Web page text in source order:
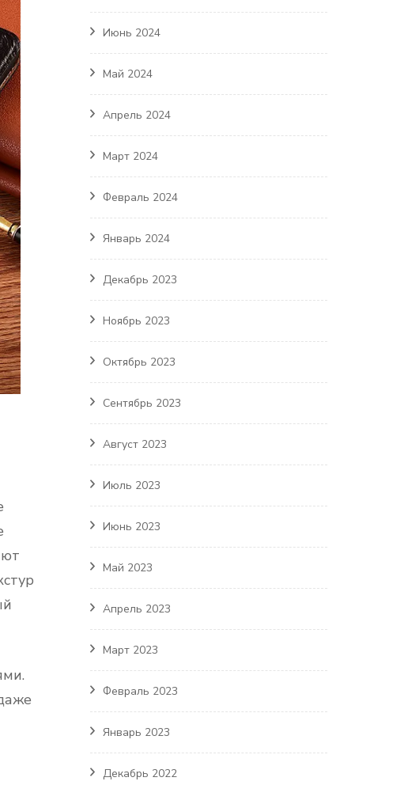
Июнь 2024
Май 2024
Апрель 2024
Март 2024
Февраль 2024
Январь 2024
Декабрь 2023
Ноябрь 2023
Октябрь 2023
Сентябрь 2023
Август 2023
Июль 2023
Июнь 2023
Май 2023
Апрель 2023
Март 2023
Февраль 2023
Январь 2023
Декабрь 2022